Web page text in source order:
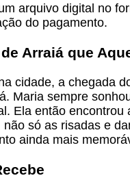
arquivo digital no
do pagamento.
Arraiá que
cidade, a chegada
Maria sempre
Ela então encontrou
só as risadas e
ainda mais